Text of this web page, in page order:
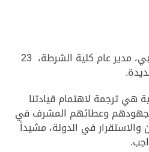
قلد العقيد سيف علي الكتبي، مدير عام كلية الشرطة، 23
هي ترجمة لاهتمام قيادتنا
لجهودهم وعطائهم المشرف في
في الدولة، مشيداً